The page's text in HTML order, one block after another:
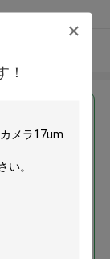
！
との屋外IR
4km